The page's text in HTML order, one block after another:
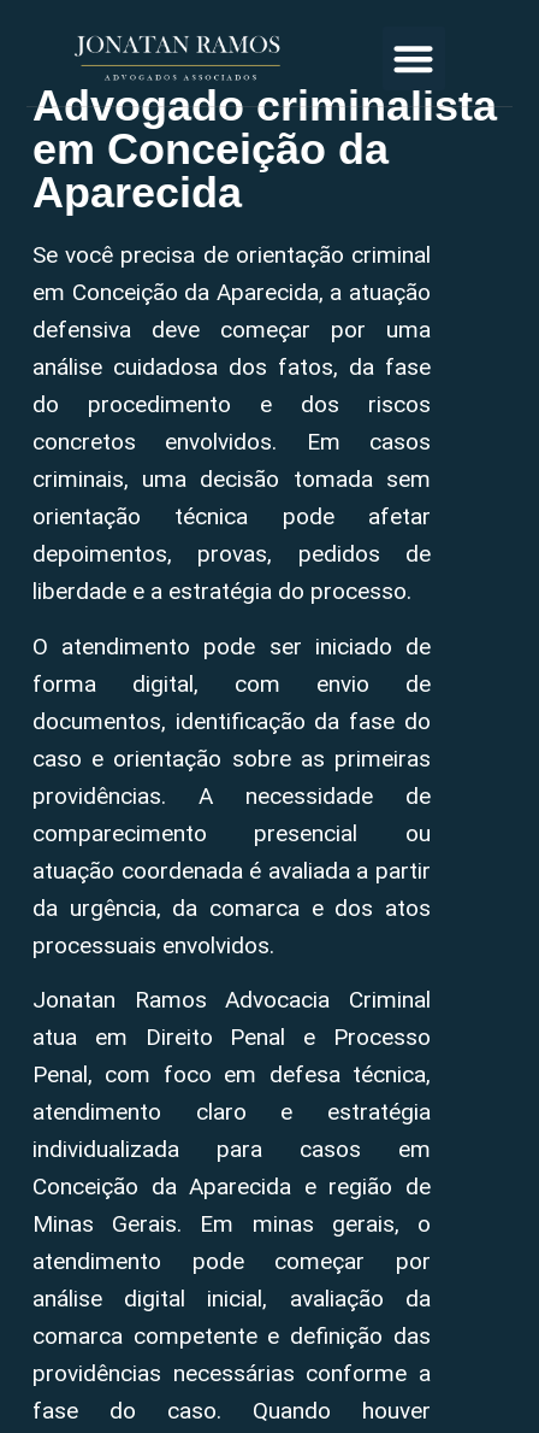
Advogado criminalista
em Conceição da
Aparecida
Se você precisa de orientação criminal
em Conceição da Aparecida, a atuação
defensiva deve começar por uma
análise cuidadosa dos fatos, da fase
do procedimento e dos riscos
concretos envolvidos. Em casos
criminais, uma decisão tomada sem
orientação técnica pode afetar
depoimentos, provas, pedidos de
liberdade e a estratégia do processo.
O atendimento pode ser iniciado de
forma digital, com envio de
documentos, identificação da fase do
caso e orientação sobre as primeiras
providências. A necessidade de
comparecimento presencial ou
atuação coordenada é avaliada a partir
da urgência, da comarca e dos atos
processuais envolvidos.
Jonatan Ramos Advocacia Criminal
atua em Direito Penal e Processo
Penal, com foco em defesa técnica,
atendimento claro e estratégia
individualizada para casos em
Conceição da Aparecida e região de
Minas Gerais. Em minas gerais, o
atendimento pode começar por
análise digital inicial, avaliação da
comarca competente e definição das
providências necessárias conforme a
fase do caso. Quando houver